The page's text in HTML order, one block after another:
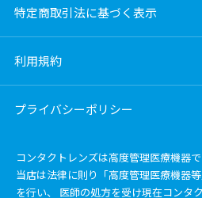
特定商取引法に基づく表示
利用規約
プライバシーポリシー
コンタクトレンズは高度管理医療機器で
当店は法律に則り「高度管理医療機器
を行い、 医師の処方を受け現在コンタ